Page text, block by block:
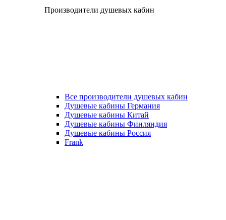
Производители душевых кабин
Все производители душевых кабин
Душевые кабины Германия
Душевые кабины Китай
Душевые кабины Финляндия
Душевые кабины Россия
Frank